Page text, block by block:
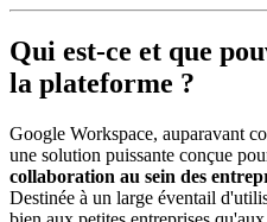
Qui est-ce et que
la plateforme ?
Google Workspace, auparavant
une solution puissante conçue
collaboration au sein des
Destinée à un large éventail